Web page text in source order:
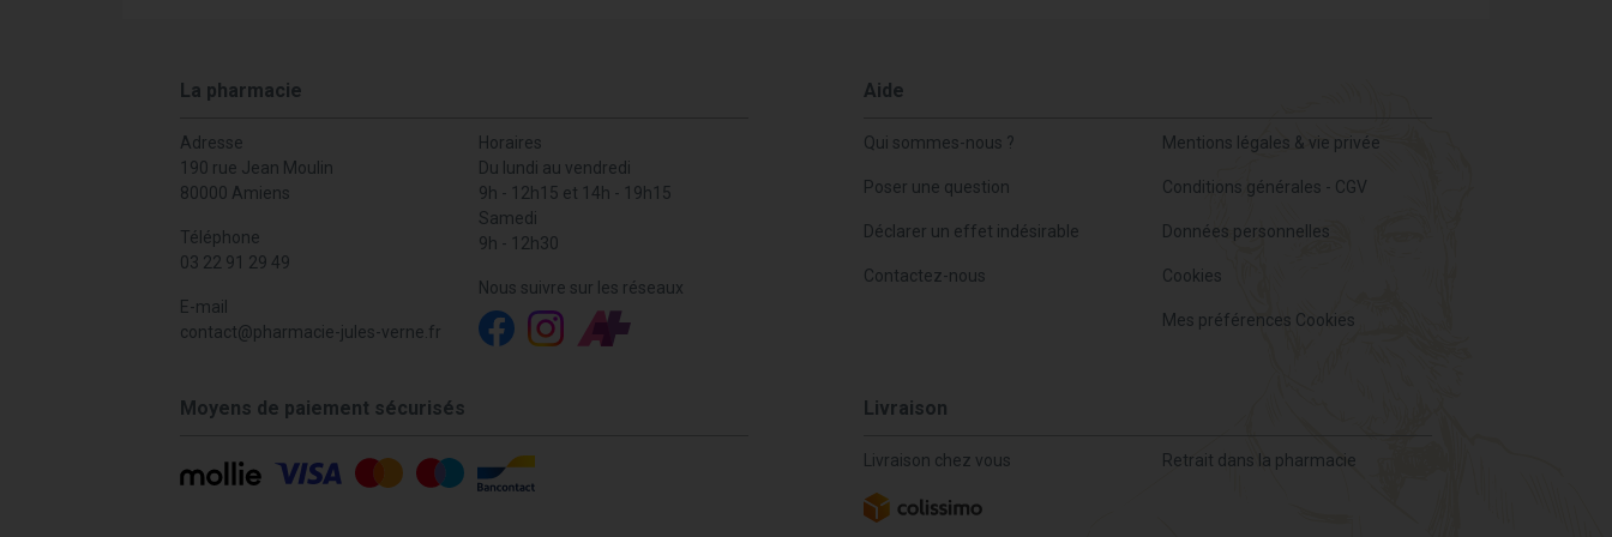
La pharmacie
Adresse
190 rue Jean Moulin
80000 Amiens
Téléphone
03 22 91 29 49
E-mail
contact@pharmacie-jules-verne.fr
Horaires
Du lundi au vendredi
9h - 12h15 et 14h - 19h15
Samedi
9h - 12h30
Nous suivre sur les réseaux
Aide
Qui sommes-nous ?
Poser une question
Déclarer un effet indésirable
Contactez-nous
Mentions légales & vie privée
Conditions générales - CGV
Données personnelles
Cookies
Mes préférences Cookies
Moyens de paiement sécurisés Livraison
Livraison chez vous Retrait dans la pharmacie